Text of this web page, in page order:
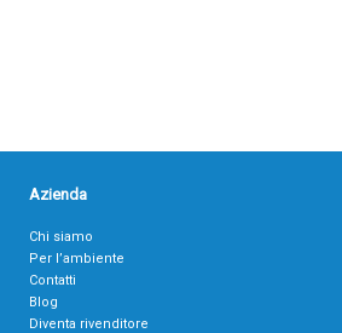
Azienda
Chi siamo
Per l’ambiente
Contatti
Blog
Diventa rivenditore